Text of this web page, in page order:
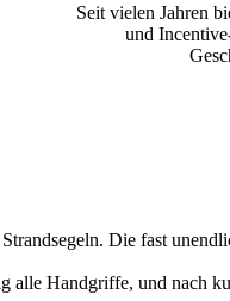
Seit vielen Jahren
und
Die fast
alle Handgriffe, und nach